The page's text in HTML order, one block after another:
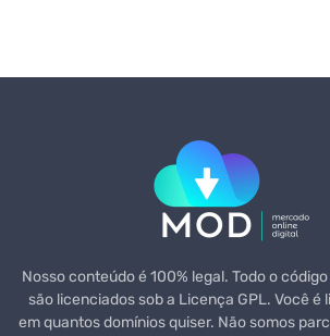
Nosso conteúdo é 100% legal. Todo o
são licenciados sob a Licença GPL. Você é
em quantos domínios quiser. Não somos